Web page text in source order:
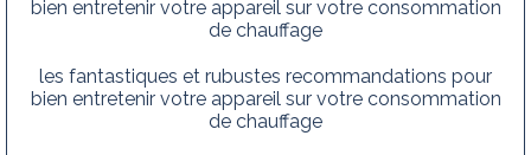
bien entretenir votre appareil sur votre consommation
de chauffage
les fantastiques et rubustes recommandations pour
bien entretenir votre appareil sur votre consommation
de chauffage